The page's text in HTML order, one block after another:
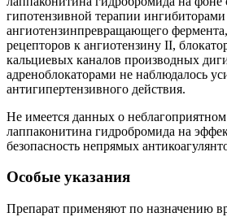
гипотензивной терапии ингибиторами
ангиотензинпревращающего
рецепторов к ангиотензину II,
кальциевых каналов производных
адреноблокаторами не наблюдалось
антигипертензивного действия.
Не имеется данных о
лаппаконитина гидробромида на
безопасность непрямых
Особые указания
Препарат применяют по назначению